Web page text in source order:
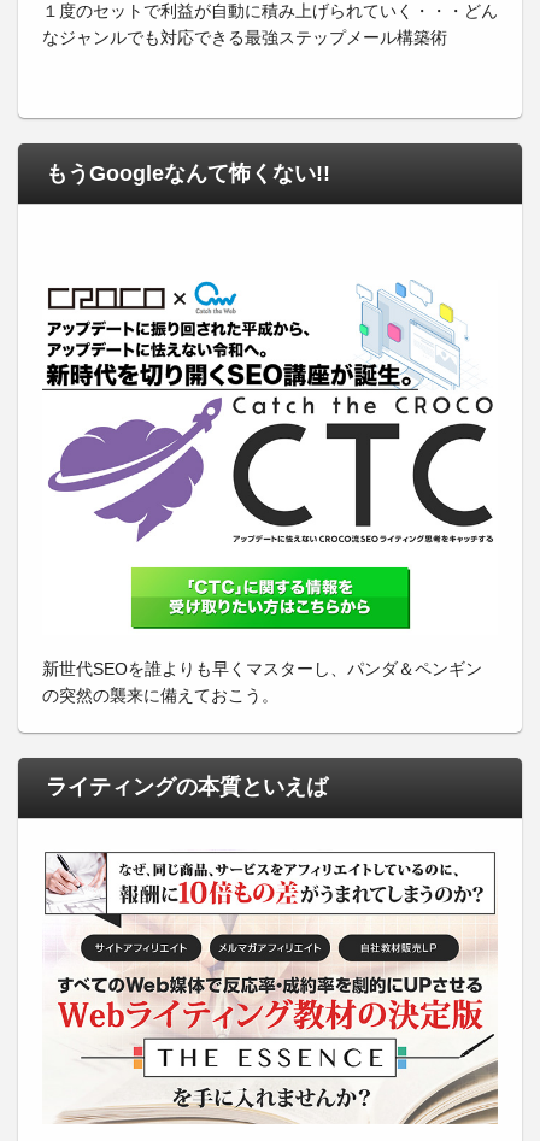
１度のセットで利益が自動に積み上げられていく・・・どん
なジャンルでも対応できる最強ステップメール構築術
もうGoogleなんて怖くない!!
新世代SEOを誰よりも早くマスターし、パンダ＆ペンギン
の突然の襲来に備えておこう。
ライティングの本質といえば